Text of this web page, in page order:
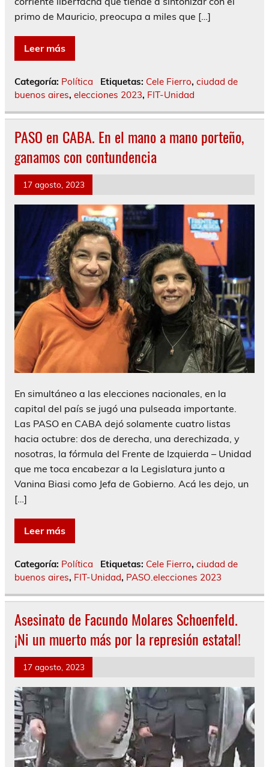
primo de Mauricio, preocupa a miles que […]
Leer más
Categoría: Política Etiquetas: Cele Fierro, ciudad de
buenos aires, elecciones 2023, FIT-Unidad
PASO en CABA. En el mano a mano porteño,
ganamos con contundencia
17 agosto, 2023
En simultáneo a las elecciones nacionales, en la
capital del país se jugó una pulseada importante.
Las PASO en CABA dejó solamente cuatro listas
hacia octubre: dos de derecha, una derechizada, y
nosotras, la fórmula del Frente de Izquierda – Unidad
que me toca encabezar a la Legislatura junto a
Vanina Biasi como Jefa de Gobierno. Acá les dejo, un
[…]
Leer más
Categoría: Política Etiquetas: Cele Fierro, ciudad de
buenos aires, FIT-Unidad, PASO.elecciones 2023
Asesinato de Facundo Molares Schoenfeld.
¡Ni un muerto más por la represión estatal!
17 agosto, 2023